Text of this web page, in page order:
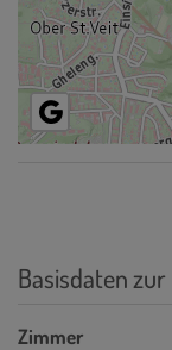
Basisdaten
Zimmer